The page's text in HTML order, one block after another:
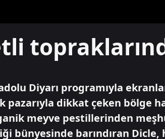
Diyarı programıyla
pazarıyla dikkat çeken bölge
meyve pestillerinden
bünyesinde barındıran